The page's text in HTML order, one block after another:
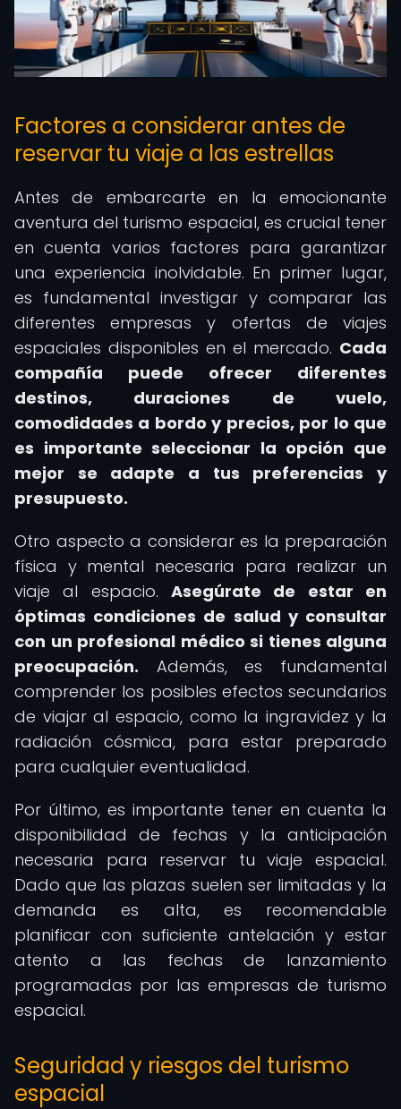
Factores a considerar antes de
reservar tu viaje a las estrellas
Antes de embarcarte en la emocionante
aventura del turismo espacial, es crucial tener
en cuenta varios factores para garantizar
una experiencia inolvidable. En primer lugar,
es fundamental investigar y comparar las
diferentes empresas y ofertas de viajes
espaciales disponibles en el mercado. Cada
compañía puede ofrecer diferentes
destinos, duraciones de vuelo,
comodidades a bordo y precios, por lo que
es importante seleccionar la opción que
mejor se adapte a tus preferencias y
presupuesto.
Otro aspecto a considerar es la preparación
física y mental necesaria para realizar un
viaje al espacio. Asegúrate de estar en
óptimas condiciones de salud y consultar
con un profesional médico si tienes alguna
preocupación. Además, es fundamental
comprender los posibles efectos secundarios
de viajar al espacio, como la ingravidez y la
radiación cósmica, para estar preparado
para cualquier eventualidad.
Por último, es importante tener en cuenta la
disponibilidad de fechas y la anticipación
necesaria para reservar tu viaje espacial.
Dado que las plazas suelen ser limitadas y la
demanda es alta, es recomendable
planificar con suficiente antelación y estar
atento a las fechas de lanzamiento
programadas por las empresas de turismo
espacial.
Seguridad y riesgos del turismo
espacial